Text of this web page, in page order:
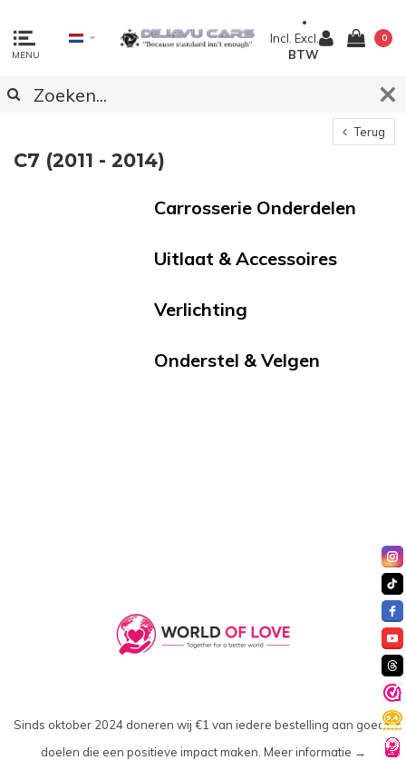
MENU
Incl. Excl.
BTW
0
Terug
C7 (2011 - 2014)
Carrosserie Onderdelen
Uitlaat & Accessoires
Verlichting
Onderstel & Velgen
Sinds oktober 2024 doneren wij €1 van iedere bestelling aan goede
doelen die een positieve impact maken. Meer informatie →